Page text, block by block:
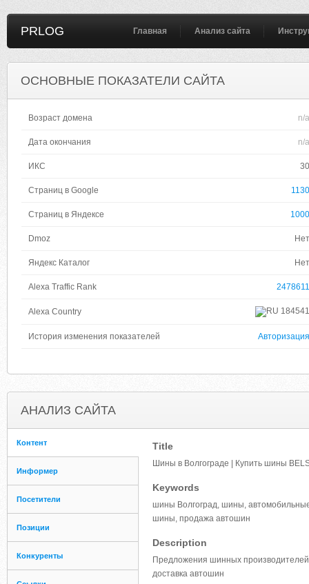
PRLOG Главная Анализ сайта
ОСНОВНЫЕ ПОКАЗАТЕЛИ САЙТА
Возраст домена n/a
Дата окончания n/a
ИКС 30
Страниц в Google 1130
Страниц в Яндексе 1000
Dmoz Нет
Яндекс Каталог Нет
Alexa Traffic Rank 2478611
Alexa Country 184541
История изменения показателей Авторизация
АНАЛИЗ САЙТА
Контент
Информер
Посетители
Позиции
Конкуренты
Title
Шины в Волгограде | Купить шины
Keywords
шины Волгоград, шины,
шины, продажа автошин
Description
Предложения шинных
доставка автошин